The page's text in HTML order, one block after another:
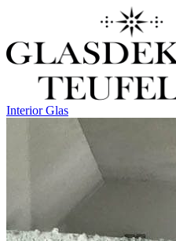
Interior Glas